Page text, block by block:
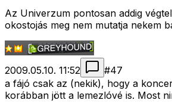
Az Univerzum pontosan addig
okostojás meg nem mutatja nekem
2009.05.10. 11:52 #47
a fájó csak az (nekik), hogy a
korábban jött a lemezlóvé is. Most